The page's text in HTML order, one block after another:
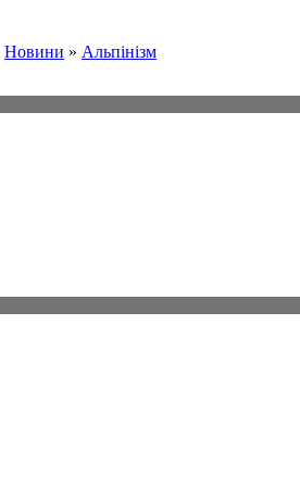
Новини » Альпінізм